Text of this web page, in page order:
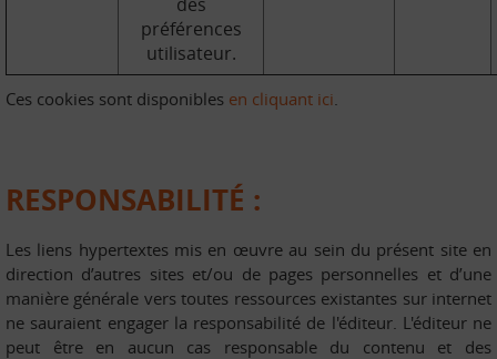
préférences
utilisateur.
Ces cookies sont disponibles en cliquant ici.
RESPONSABILITÉ :
Les liens hypertextes mis en œuvre au sein du présent site en
direction d’autres sites et/ou de pages personnelles et d’une
manière générale vers toutes ressources existantes sur internet
ne sauraient engager la responsabilité de l'éditeur. L'éditeur ne
peut être en aucun cas responsable du contenu et des